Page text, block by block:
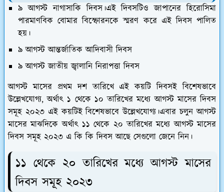
৯ আগস্ট নাগাসাকি দিবস।এই দিবসটিও জাপানের হিরোসিমা
পারমাণবিক বোমার বিস্ফোরনকে স্মরণ করে এই দিবস পালিত
হয়।
৯ আগস্ট আন্তর্জাতিক আদিবাসী দিবস
৯ আগস্ট জাতীয় জ্বালানি নিরাপত্তা দিবস
আগস্ট মাসের প্রথম দশ তারিখে এই কয়টি দিবসই বিশেষভাবে
উল্লেখযোগ্য, অর্থাৎ ১ থেকে ১০ তারিখের মধ্যে আগস্ট মাসের দিবস
সমূহ ২০২৩ এই কয়টিই বিশেষভাবে উল্লেখযোগ্য।এবার চলুন আগস্ট
মাসের মাঝদিকে অর্থাৎ ১১ থেকে ২০ তারিখের মধ্যে আগস্ট মাসের
দিবস সমূহ ২০২৩ এ কি কি দিবস আছে সেগুলো জেনে নিন।
১১ থেকে ২০ তারিখের মধ্যে আগস্ট মাসের
দিবস সমূহ ২০২৩